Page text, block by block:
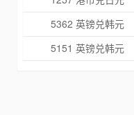
5362 英镑兑韩元
5151 英镑兑韩元